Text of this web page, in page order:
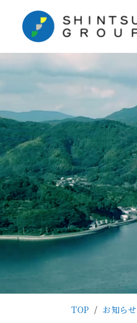
TOP お知らせ